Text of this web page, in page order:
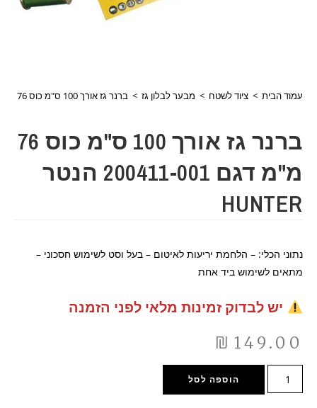
עמוד הבית > ציוד לשטח > מבער לבלון גז > ברנר גז אורך 100 ס"מ כוס 76 מ"מ דגם 200411-001 הנטר HUNTER
ברנר גז אורך 100 ס"מ כוס 76
מ"מ דגם 200411-001 הנטר
HUNTER
נתוני הכלי: – הלחמת יריעות לאיטום – בעל וסט לשימוש חסכוני –
מתאים לשימוש ביד אחת
יש לבדוק זמינות מלאי לפני הזמנה
₪ 149.00
הוספה לסל